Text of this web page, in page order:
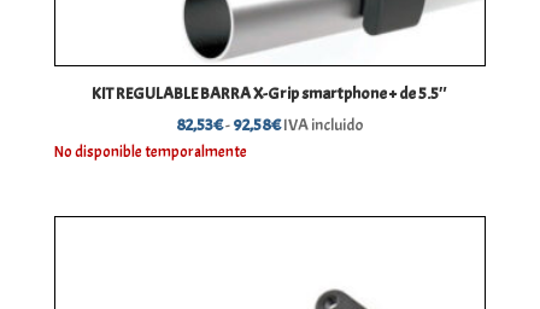
KIT REGULABLE BARRA X-Grip smartphone + de 5.5″
82,53€-92,58€Rango
92,58€
IVA incluido
No disponible temporalmente